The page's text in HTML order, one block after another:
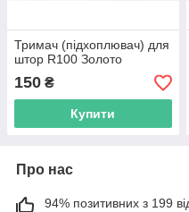
Тримач (підхоплювач) для
штор R100 Золото
150 ₴
Купити
Про нас
94% позитивних з 199